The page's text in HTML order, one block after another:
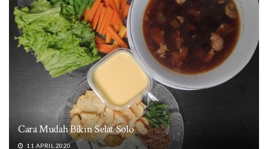
Cara Mudah Bikin Selat Solo
11 APRIL 2020